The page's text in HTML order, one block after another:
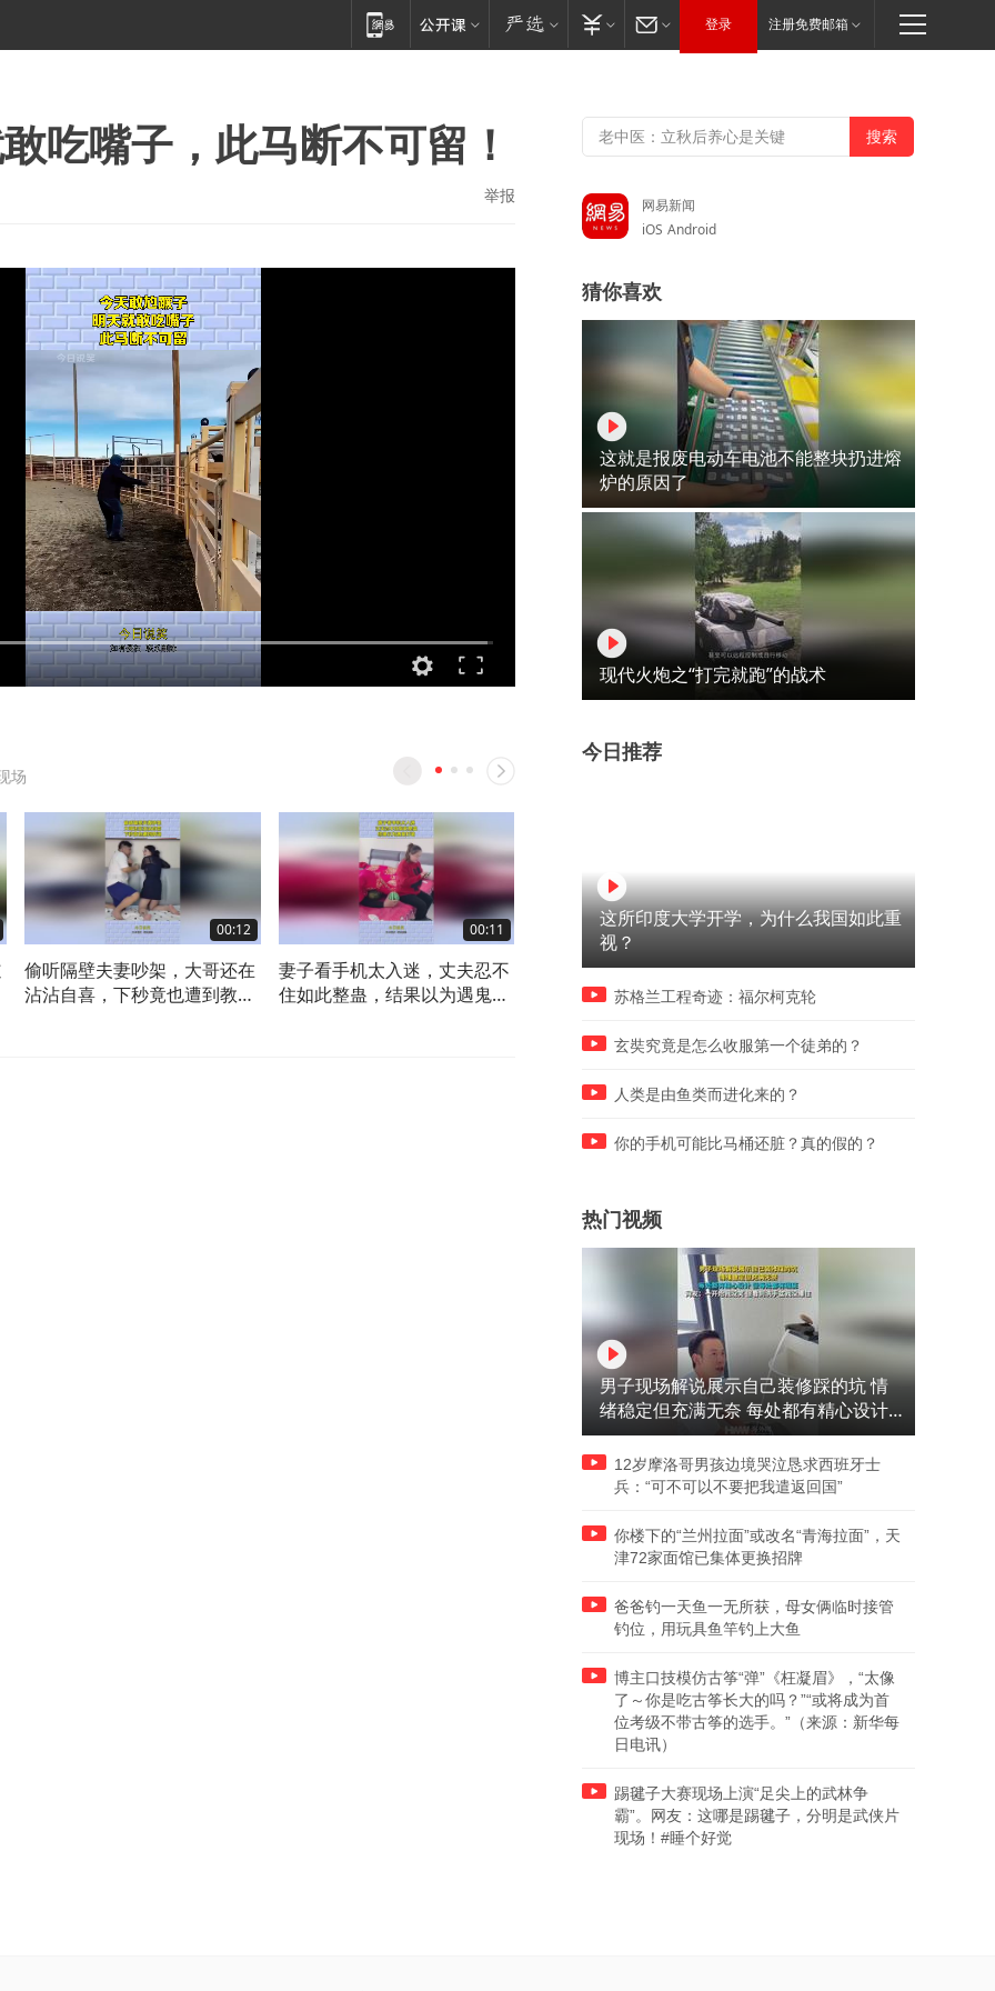
登录 注册免费邮箱
吃嘴子，此马断不可留！
举报
场
00:12
偷听隔壁夫妻吵架，大哥还在
沾沾自喜，下秒竟也遭到教
00:11
妻子看手机太入迷，丈夫忍不
住如此整蛊，结果以为遇鬼打
00:11
婆婆在打我生的，那就别怪揍
你生的，只有丈夫最遭殃！
美女坐高铁时，拍下的视频
发关注，前排乘客瞬间打开
网易新闻
iOS Android
猜你喜欢
这就是报废电动车电池不能整块扔进熔
炉的原因了
现代火炮之“打完就跑”的战术
今日推荐
这所印度大学开学，为什么我国如此重
视？
苏格兰工程奇迹：福尔柯克轮
玄奘究竟是怎么收服第一个徒弟的？
人类是由鱼类而进化来的？
你的手机可能比马桶还脏？真的假的？
热门视频
男子现场解说展示自己装修踩的坑 情
绪稳定但充满无奈 每处都有精心设计
但每处都有瑕疵 网友：一开始我没笑
但看到洗手盆我没绷住
12岁摩洛哥男孩边境哭泣恳求西班牙士
兵：“可不可以不要把我遣返回国”
你楼下的“兰州拉面”或改名“青海拉面”，天
津72家面馆已集体更换招牌
爸爸钓一天鱼一无所获，母女俩临时接管
钓位，用玩具鱼竿钓上大鱼
博主口技模仿古筝“弹”《枉凝眉》，“太像
了～你是吃古筝长大的吗？”“或将成为首
位考级不带古筝的选手。”（来源：新华每
日电讯）
踢毽子大赛现场上演“足尖上的武林争
霸”。网友：这哪是踢毽子，分明是武侠片
现场！#睡个好觉